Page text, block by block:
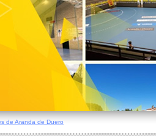
de Aranda de Duero